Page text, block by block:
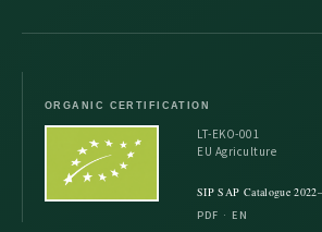
ORGANIC CERTIFICATION
LT-EKO-001
EU Agriculture
SIP SAP Catalogue
PDF · EN